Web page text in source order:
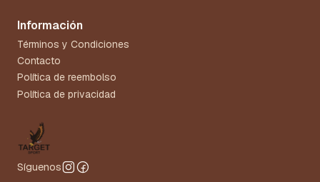
Información
Términos y Condiciones
Contacto
Política de reembolso
Política de privacidad
Síguenos